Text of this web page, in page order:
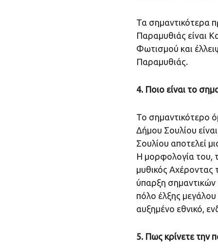
Τα σημαντικότερα
Παραμυθιάς είναι
Φωτισμού και
Παραμυθιάς.
4. Ποιο είναι το
Το σημαντικότερο
Δήμου Σουλίου
Σουλίου αποτελεί
Η μορφολογία του,
μυθικός Αχέροντας
ύπαρξη σημαντικών
πόλο έλξης μεγάλου
αυξημένο εθνικό,
5. Πως κρίνετε την